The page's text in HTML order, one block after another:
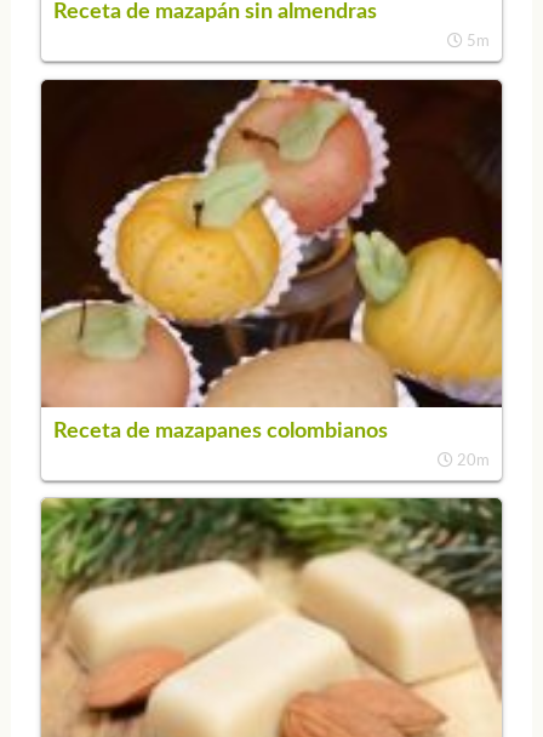
Receta de mazapán sin almendras
5m
Receta de mazapanes colombianos
20m